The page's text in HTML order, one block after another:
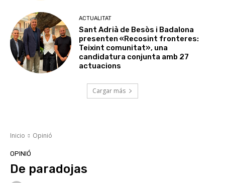
ACTUALITAT
Sant Adrià de Besòs i Badalona
presenten «Recosint fronteres:
Teixint comunitat», una
candidatura conjunta amb 27
actuacions
Cargar más